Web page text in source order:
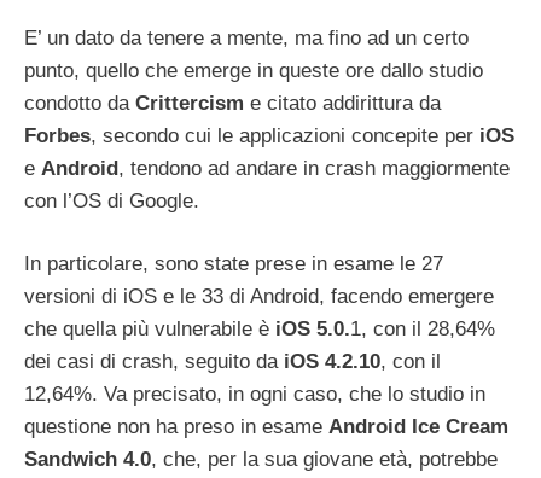
E’ un dato da tenere a mente, ma fino ad un certo
punto, quello che emerge in queste ore dallo studio
condotto da Crittercism e citato addirittura da
Forbes, secondo cui le applicazioni concepite per iOS
e Android, tendono ad andare in crash maggiormente
con l’OS di Google.
In particolare, sono state prese in esame le 27
versioni di iOS e le 33 di Android, facendo emergere
che quella più vulnerabile è iOS 5.0.1, con il 28,64%
dei casi di crash, seguito da iOS 4.2.10, con il
12,64%. Va precisato, in ogni caso, che lo studio in
questione non ha preso in esame Android Ice Cream
Sandwich 4.0, che, per la sua giovane età, potrebbe